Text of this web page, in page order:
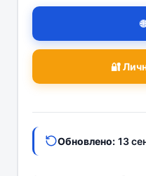
🔐
Обновлено: 13